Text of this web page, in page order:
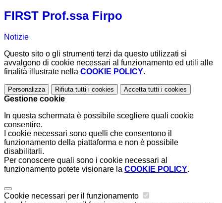
FIRST Prof.ssa Firpo
Notizie
Questo sito o gli strumenti terzi da questo utilizzati si
avvalgono di cookie necessari al funzionamento ed utili alle
finalità illustrate nella COOKIE POLICY.
Personalizza Rifiuta tutti i cookies Accetta tutti i cookies
Gestione cookie
In questa schermata è possibile scegliere quali cookie
consentire.
I cookie necessari sono quelli che consentono il
funzionamento della piattaforma e non è possibile
disabilitarli.
Per conoscere quali sono i cookie necessari al
funzionamento potete visionare la COOKIE POLICY.
Cookie necessari per il funzionamento